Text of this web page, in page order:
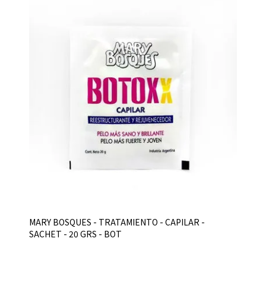
MARY BOSQUES - TRATAMIENTO - CAPILAR -
SACHET - 20 GRS - BOT